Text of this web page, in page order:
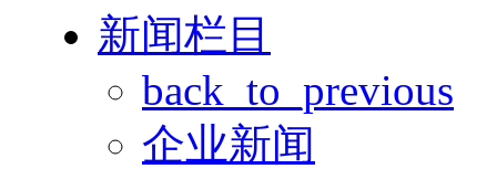
新闻栏目
back_to_previous
企业新闻